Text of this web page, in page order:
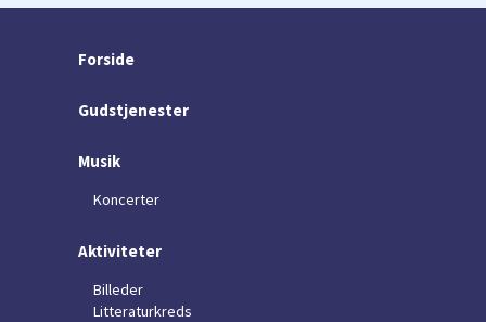
Forside
Gudstjenester
Musik
Koncerter
Aktiviteter
Billeder
Litteraturkreds